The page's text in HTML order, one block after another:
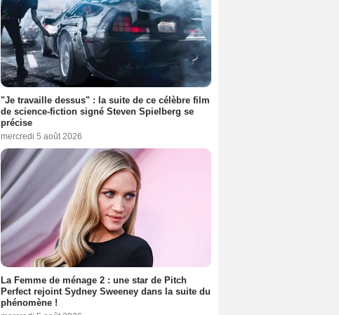
"Je travaille dessus" : la suite de ce célèbre film
de science-fiction signé Steven Spielberg se
précise
mercredi 5 août 2026
La Femme de ménage 2 : une star de Pitch
Perfect rejoint Sydney Sweeney dans la suite du
phénomène !